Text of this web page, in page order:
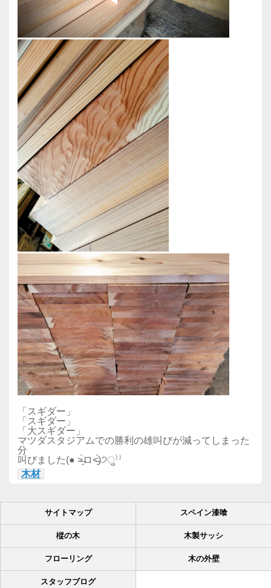
「スギダー」
「スギダー」
「大スギダー」
マツダスタジアムでの勝利の雄叫びが減ってしまった
分
叫びました(● ˃̶͈̀ロ˂̶͈́)੭ु⁾⁾
木材
サイトマップ スペイン漆喰
樅の木 木製サッシ
フローリング 木の外壁
スタッフブログ